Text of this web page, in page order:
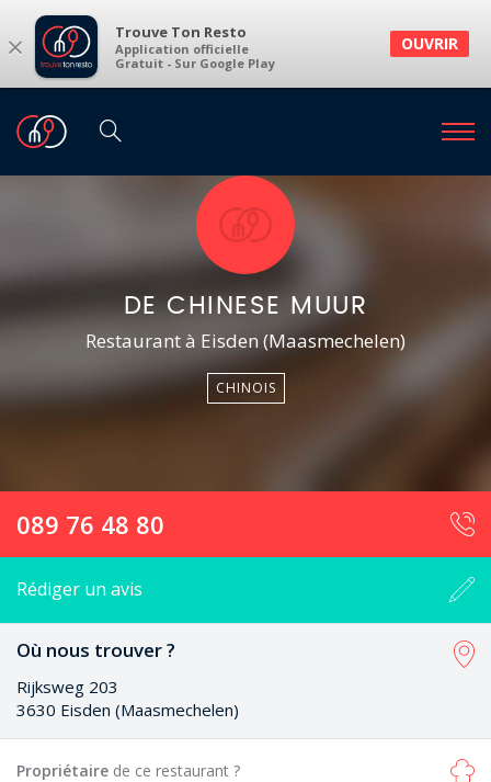
× Trouve Ton Resto
Application officielle
Gratuit - Sur Google Play
OUVRIR
DE CHINESE MUUR
Restaurant à Eisden (Maasmechelen)
CHINOIS
089 76 48 80
Rédiger un avis
Où nous trouver ?
Rijksweg 203
3630 Eisden (Maasmechelen)
Propriétaire de ce restaurant ?